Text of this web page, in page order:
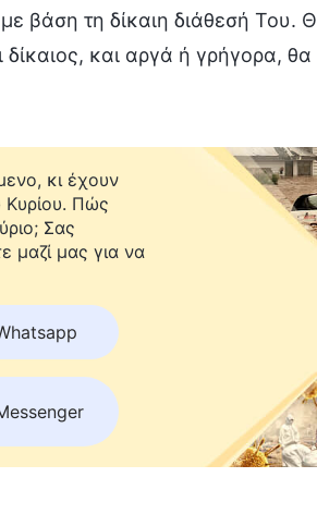
βάση τη δίκαιη διάθεσή
και αργά ή γρήγορα, θα
κι έχουν
Κυρίου. Πώς
Σας
μαζί μας για να